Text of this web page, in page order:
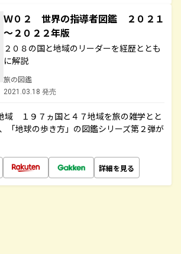
Ｗ０２ 世界の指導者図鑑 ２０２１
～２０２２年版
２０８の国と地域のリーダーを経歴ととも
に解説
旅の図鑑
2021.03.18 発売
域 １９７ヵ国と４７地域を旅の雑学とと
「地球の歩き方」の図鑑シリーズ第２弾が
詳細を見る